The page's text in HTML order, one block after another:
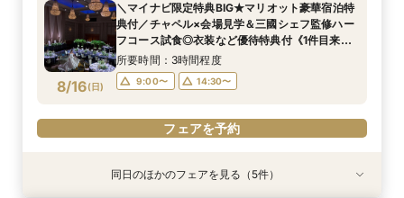
8/15(土)
特典で大人気ブランド「ミラーハリス」のバス
セットをプレゼント★》
所要時間：3時間程度
9:00〜 14:30〜
フェアを予約
8/15(土)
9:00〜 14:30〜
フェアを予約
8/15(土)
9:00〜 14:30〜
フェアを予約
8/15(土)
9:00〜 14:30〜
フェアを予約
8/15(土)
9:00〜 14:30〜
フェアを予約
8/15(土)
11:00〜
13:00〜
15:00〜
フェアを予約
8/16(日)
＼マイナビ限定特典BIG★マリオット豪華宿泊特
典付／チャペル×会場見学＆三國シェフ監修ハー
フコース試食◎衣装など優待特典付《1件目来館
特典で大人気ブランド「ミラーハリス」のバス
セットをプレゼント★》
所要時間：3時間程度
9:00〜 14:30〜
フェアを予約
特典あり
特典あり
特典あり同日のほかのフェアを見る（5件）